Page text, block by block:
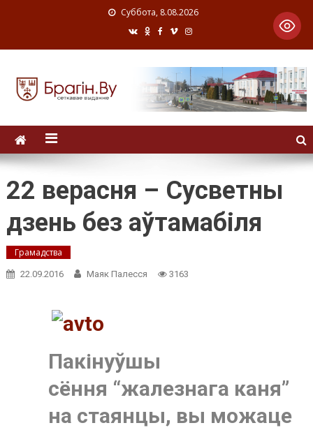
Суббота, 8.08.2026
22 верасня – Сусветны
дзень без аўтамабіля
Грамадства
22.09.2016 Маяк Палесся 3163
Пакінуўшы
сёння “жалезнага каня”
на стаянцы, вы можаце